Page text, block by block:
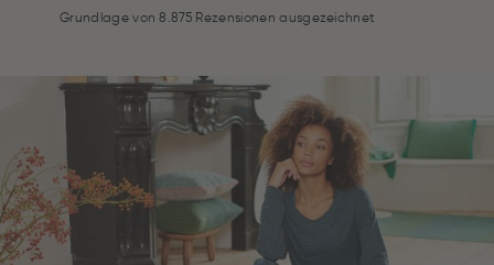
Grundlage von 8.875 Rezensionen ausgezeichnet